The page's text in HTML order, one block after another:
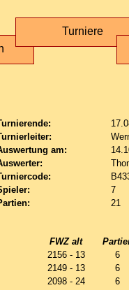
Turniere
am:
7
21
FWZ alt
2156 - 13
6
2149 - 13
6
2098 - 24
6